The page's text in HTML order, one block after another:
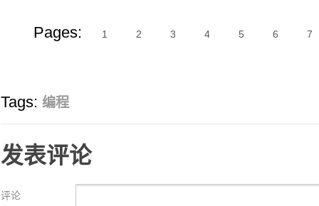
Pages: 1 2 3 4 5 6 7
Tags: 编程
发表评论
评论